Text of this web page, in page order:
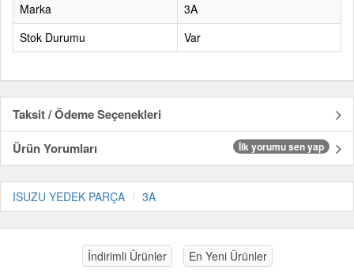
Marka
3A
Stok Durumu
Var
Taksit / Ödeme Seçenekleri
Ürün Yorumları
İlk yorumu sen yap
ISUZU YEDEK PARÇA 3A
İndirimli Ürünler En Yeni Ürünler